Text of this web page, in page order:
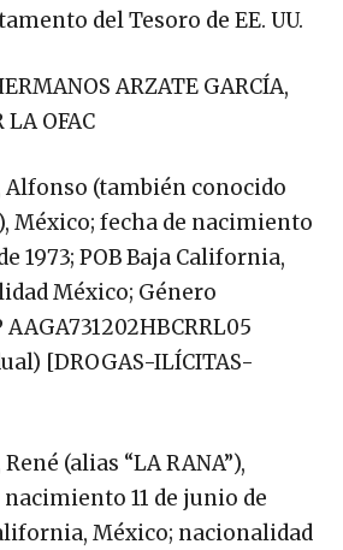
del Tesoro de EE. UU.
ARZATE GARCÍA,
LA OFAC
Alfonso (también conocido
México; fecha de nacimiento
1973; POB Baja California,
México; Género
[DROGAS-ILÍCITAS-
(alias “LA RANA”),
11 de junio de
México; nacionalidad